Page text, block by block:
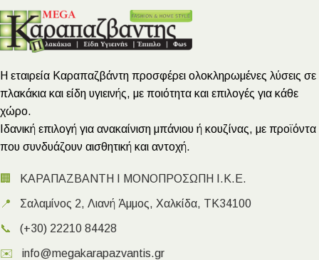
Η εταιρεία Καραπαζβάντη προσφέρει ολοκληρωμένες λύσεις σε
πλακάκια και είδη υγιεινής, με ποιότητα και επιλογές για κάθε
χώρο.
Ιδανική επιλογή για ανακαίνιση μπάνιου ή κουζίνας, με προϊόντα
που συνδυάζουν αισθητική και αντοχή.
🏢 ΚΑΡΑΠΑΖΒΑΝΤΗ Ι ΜΟΝΟΠΡΟΣΩΠΗ Ι.Κ.Ε.
📍 Σαλαμίνος 2, Λιανή Άμμος, Χαλκίδα, ΤΚ34100
📞 (+30) 22210 84428
✉️ info@megakarapazvantis.gr